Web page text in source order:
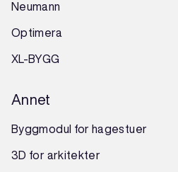
Neumann
Optimera
XL-BYGG
Annet
Byggmodul for hagestuer
3D for arkitekter